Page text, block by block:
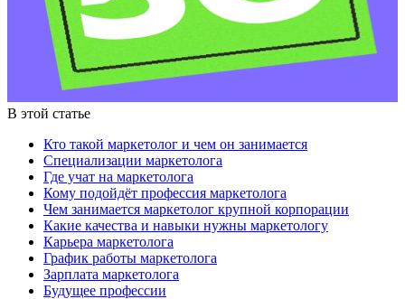
В этой статье
Кто такой маркетолог и чем он занимается
Специализации маркетолога
Где учат на маркетолога
Кому подойдёт профессия маркетолога
Чем занимается маркетолог крупной корпорации
Какие качества и навыки нужны маркетологу
Карьера маркетолога
График работы маркетолога
Зарплата маркетолога
Будущее профессии